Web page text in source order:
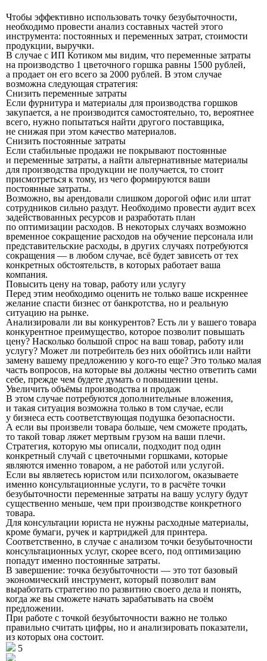
Чтобы эффективно использовать точку безубыточности,
необходимо провести анализ составных частей этого
инструмента: постоянных и переменных затрат, стоимости
продукции, выручки.
В случае с ИП Котиком мы видим, что переменные затраты
на производство 1 цветочного горшка равны 1500 рублей,
а продает он его всего за 2000 рублей. В этом случае
возможна следующая стратегия:
Снизить переменные затраты
Если фурнитура и материалы для производства горшков
закупается, а не производится самостоятельно, то, вероятнее
всего, нужно попытаться найти другого поставщика,
не снижая при этом качество материалов.
Снизить постоянные затраты
Если стабильные продажи не покрывают постоянные
и переменные затраты, а найти альтернативные материалы
для производства продукции не получается, то стоит
присмотреться к тому, из чего формируются ваши
постоянные затраты.
Возможно, вы арендовали слишком дорогой офис или штат
сотрудников сильно раздут. Необходимо провести аудит всех
задействованных ресурсов и разработать план
по оптимизации расходов. В некоторых случаях возможно
временное сокращение расходов на обучение персонала или
представительские расходы, в других случаях потребуются
сокращения — в любом случае, всё будет зависеть от тех
конкретных обстоятельств, в которых работает ваша
компания.
Повысить цену на товар, работу или услугу
Перед этим необходимо оценить не только ваше искреннее
желание спасти бизнес от банкротства, но и реальную
ситуацию на рынке.
Анализировали ли вы конкурентов? Есть ли у вашего товара
конкурентное преимущество, которое позволит повышать
цену? Насколько большой спрос на ваш товар, работу или
услугу? Может ли потребитель без них обойтись или найти
замену вашему предложению у кого-то еще? Это только малая
часть вопросов, на которые вы должны честно ответить сами
себе, прежде чем будете думать о повышении цены.
Увеличить объёмы производства и продаж
В этом случае потребуются дополнительные вложения,
и такая ситуация возможна только в том случае, если
у бизнеса есть соответствующая подушка безопасности.
А если вы произвели товара больше, чем сможете продать,
то такой товар ляжет мертвым грузом на ваши плечи.
Стратегия, которую мы описали, подходит под один
конкретный случай с цветочными горшками, которые
являются именно товаром, а не работой или услугой.
Если вы являетесь юристом или психологом, оказываете
именно консультационные услуги, то в расчёте точки
безубыточности переменные затраты на вашу услугу будут
существенно меньше, чем при производстве конкретного
товара.
Для консультации юриста не нужны расходные материалы,
кроме бумаги, ручек и картриджей для принтера.
Соответственно, в случае с анализом точки безубыточности
консультационных услуг, скорее всего, под оптимизацию
попадут именно постоянные затраты.
В завершение: точка безубыточности — это тот базовый
экономический инструмент, который позволит вам
выработать стратегию по развитию своего дела и понять,
когда же вы сможете начать зарабатывать на своём
предложении.
При работе с точкой безубыточности важно не только
правильно считать цифры, но и анализировать показатели,
из которых она состоит.
5